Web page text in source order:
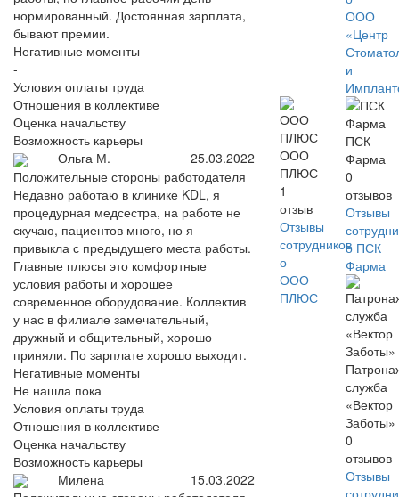
нормированный. Достоянная зарплата,
бывают премии.
Негативные моменты
-
Условия оплаты труда
Отношения в коллективе
Оценка начальству
Возможность карьеры
Ольга М.
25.03.2022
Положительные стороны работодателя
Недавно работаю в клинике KDL, я
процедурная медсестра, на работе не
скучаю, пациентов много, но я
привыкла с предыдущего места работы.
Главные плюсы это комфортные
условия работы и хорошее
современное оборудование. Коллектив
у нас в филиале замечательный,
дружный и общительный, хорошо
приняли. По зарплате хорошо выходит.
Негативные моменты
Не нашла пока
Условия оплаты труда
Отношения в коллективе
Оценка начальству
Возможность карьеры
Милена
15.03.2022
ООО
«Центр
и
ООО
ПЛЮС
1
отзыв
Отзывы
сотрудников
о
ООО
ПЛЮС
ПСК
Фарма
0
отзывов
Отзывы
о ПСК
Фарма
служба
«Вектор
Заботы»
0
отзывов
Отзывы